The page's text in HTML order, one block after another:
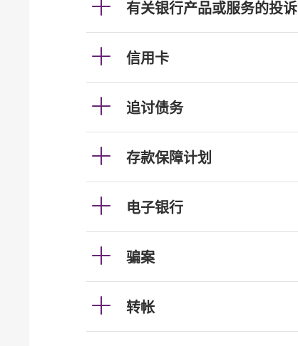
有关银行产品或服务的投诉
信用卡
追讨债务
存款保障计划
电子银行
骗案
转帐